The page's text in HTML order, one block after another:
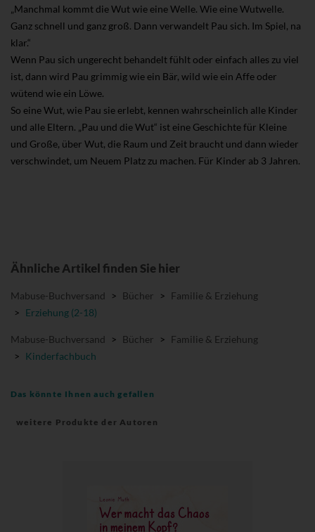
„Manchmal kommt die Wut wie eine Welle. Wie eine Wutwelle.
Ganz schnell und ganz groß. Dann verwandelt Pau sich. Im Spiel, na
klar.“
Wenn Pau sich ungerecht behandelt fühlt oder einfach alles zu viel
ist, dann wird Pau grimmig wie ein Bär, wild wie ein Affe oder
wütend wie ein Löwe.
So eine Wut, wie Pau sie erlebt, kennen wahrscheinlich alle Kinder
und alle Eltern. „Pau und die Wut“ ist eine Geschichte für Kleine
und Große, über Wut, die Raum und Zeit braucht und dann wieder
verschwindet, um Neuem Platz zu machen. Für Kinder ab 3 Jahren.
Ähnliche Artikel finden Sie hier
Mabuse-Buchversand > Bücher > Familie & Erziehung
> Erziehung (2-18)
Mabuse-Buchversand > Bücher > Familie & Erziehung
> Kinderfachbuch
Das könnte Ihnen auch gefallen
weitere Produkte der Autoren